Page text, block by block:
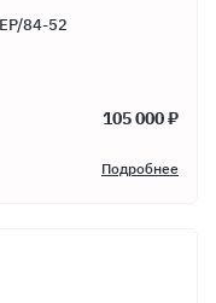
84-52
105 000 ₽
Подробнее